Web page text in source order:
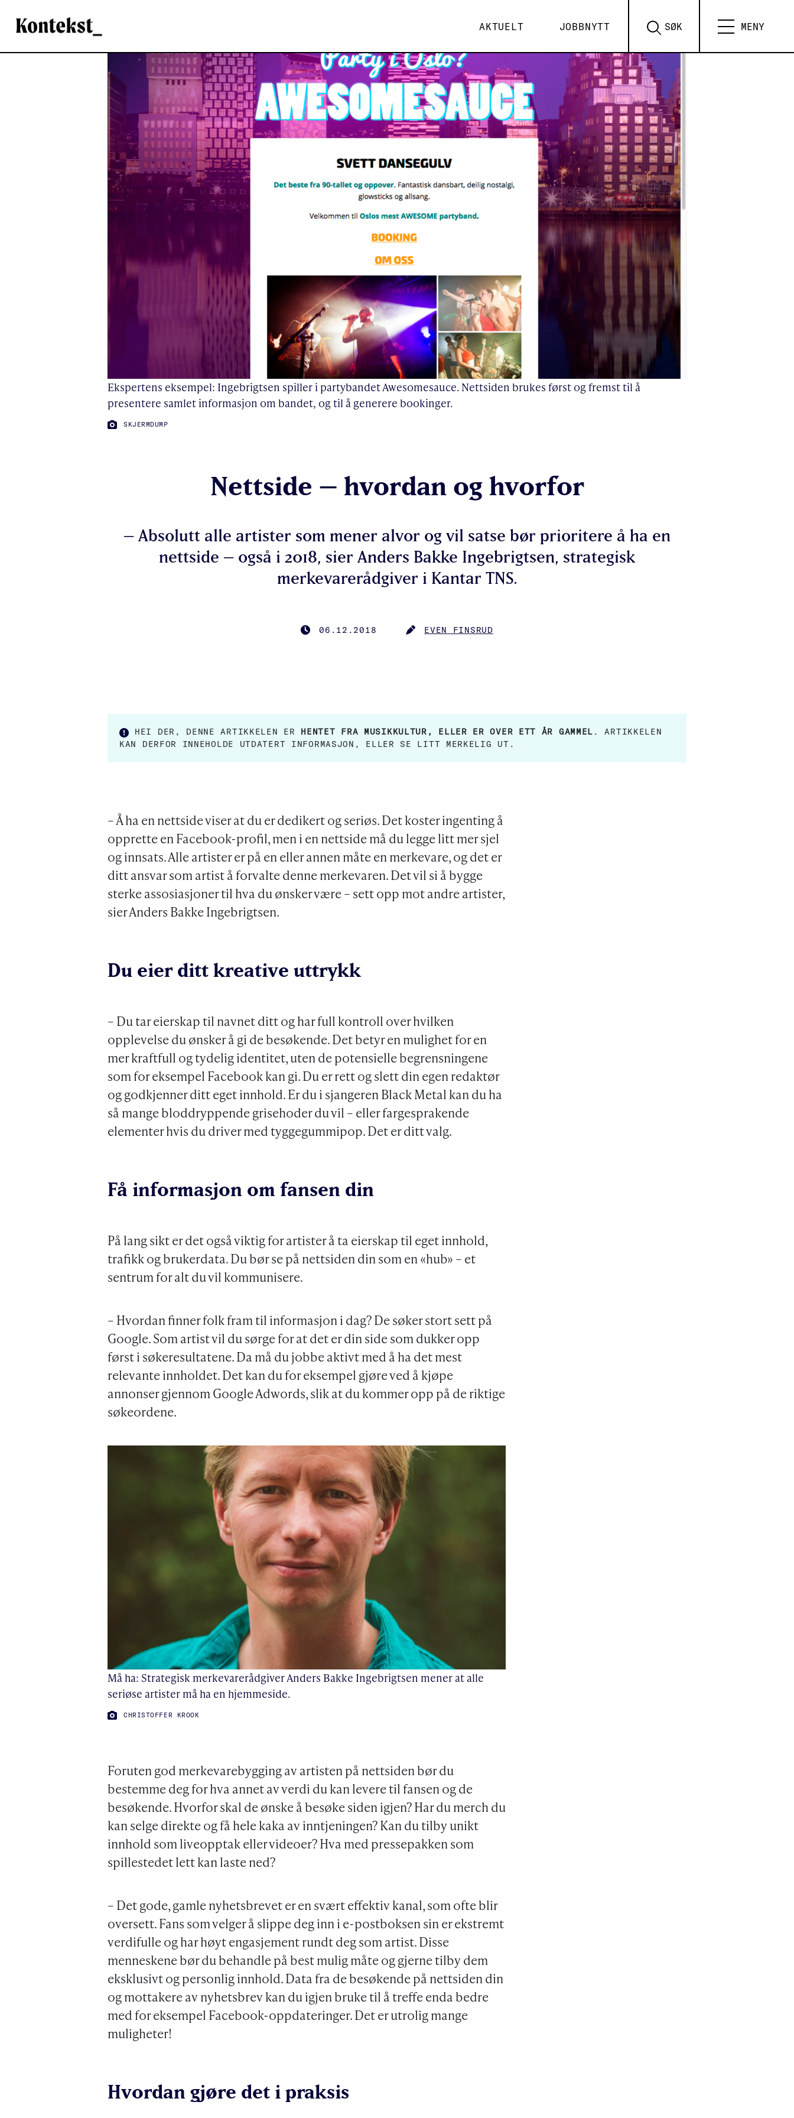
Kontekst AKTUELT JOBBNYTT SØK MENY
Ekspertens eksempel: Ingebrigtsen spiller i partybandet Awesomesauce. Nettsiden brukes først og fremst til å
presentere samlet informasjon om bandet, og til å generere bookinger.
FOTO:
SKJERMDUMP
Nettside – hvordan og hvorfor
– Absolutt alle artister som mener alvor og vil satse bør prioritere å ha en
nettside – også i 2018, sier Anders Bakke Ingebrigtsen, strategisk
merkevarerådgiver i Kantar TNS.
PUBLISERT
06.12.2018
FORFATTER
EVEN FINSRUD
HEI DER, DENNE ARTIKKELEN ER HENTET FRA MUSIKKULTUR, ELLER ER OVER ETT ÅR GAMMEL . ARTIKKELEN
KAN DERFOR INNEHOLDE UTDATERT INFORMASJON, ELLER SE LITT MERKELIG UT.
– Å ha en nettside viser at du er dedikert og seriøs. Det koster ingenting å
opprette en Facebook-profil, men i en nettside må du legge litt mer sjel
og innsats. Alle artister er på en eller annen måte en merkevare, og det er
ditt ansvar som artist å forvalte denne merkevaren. Det vil si å bygge
sterke assosiasjoner til hva du ønsker være – sett opp mot andre artister,
sier Anders Bakke Ingebrigtsen.
Du eier ditt kreative uttrykk
– Du tar eierskap til navnet ditt og har full kontroll over hvilken
opplevelse du ønsker å gi de besøkende. Det betyr en mulighet for en
mer kraftfull og tydelig identitet, uten de potensielle begrensningene
som for eksempel Facebook kan gi. Du er rett og slett din egen redaktør
og godkjenner ditt eget innhold. Er du i sjangeren Black Metal kan du ha
så mange bloddryppende grisehoder du vil – eller fargesprakende
elementer hvis du driver med tyggegummipop. Det er ditt valg.
Få informasjon om fansen din
På lang sikt er det også viktig for artister å ta eierskap til eget innhold,
trafikk og brukerdata. Du bør se på nettsiden din som en «hub» – et
sentrum for alt du vil kommunisere.
– Hvordan finner folk fram til informasjon i dag? De søker stort sett på
Google. Som artist vil du sørge for at det er din side som dukker opp
først i søkeresultatene. Da må du jobbe aktivt med å ha det mest
relevante innholdet. Det kan du for eksempel gjøre ved å kjøpe
annonser gjennom Google Adwords, slik at du kommer opp på de riktige
søkeordene.
Må ha: Strategisk merkevarerådgiver Anders Bakke Ingebrigtsen mener at alle
seriøse artister må ha en hjemmeside.
FOTO:
CHRISTOFFER KROOK
Foruten god merkevarebygging av artisten på nettsiden bør du
bestemme deg for hva annet av verdi du kan levere til fansen og de
besøkende. Hvorfor skal de ønske å besøke siden igjen? Har du merch du
kan selge direkte og få hele kaka av inntjeningen? Kan du tilby unikt
innhold som liveopptak eller videoer? Hva med pressepakken som
spillestedet lett kan laste ned?
– Det gode, gamle nyhetsbrevet er en svært effektiv kanal, som ofte blir
oversett. Fans som velger å slippe deg inn i e-postboksen sin er ekstremt
verdifulle og har høyt engasjement rundt deg som artist. Disse
menneskene bør du behandle på best mulig måte og gjerne tilby dem
eksklusivt og personlig innhold. Data fra de besøkende på nettsiden din
og mottakere av nyhetsbrev kan du igjen bruke til å treffe enda bedre
med for eksempel Facebook-oppdateringer. Det er utrolig mange
muligheter!
Hvordan gjøre det i praksis